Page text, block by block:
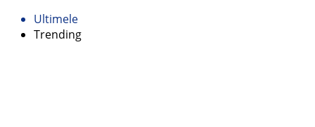
Ultimele
Trending